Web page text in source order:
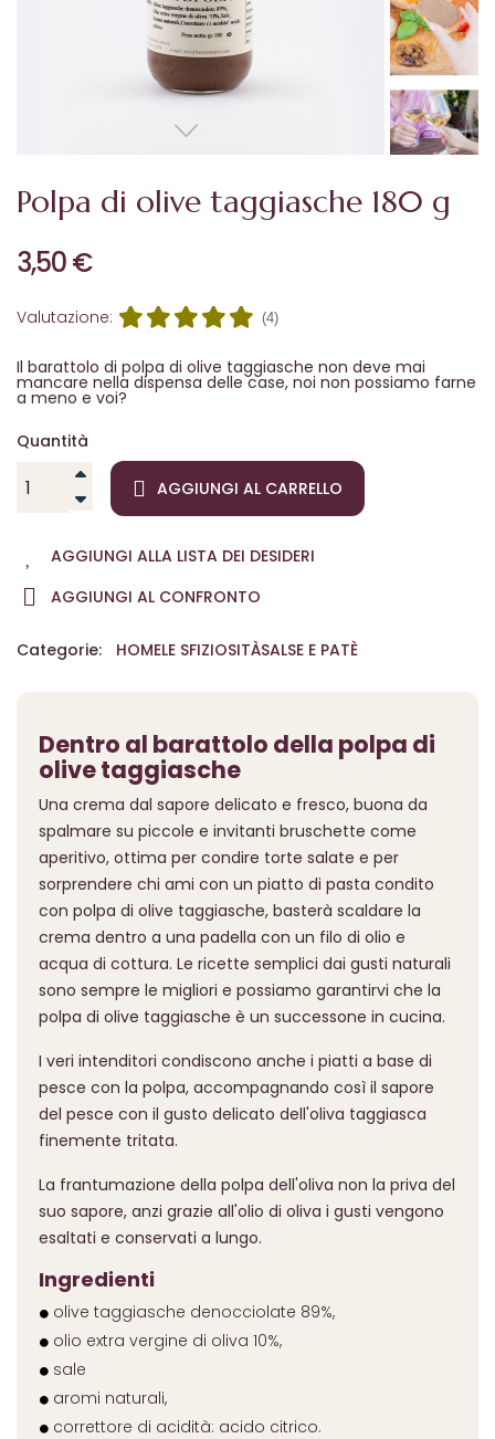
Polpa di olive taggiasche 180 g
3,50 €
Valutazione: (4)
Il barattolo di polpa di olive taggiasche non deve mai
mancare nella dispensa delle case, noi non possiamo farne
a meno e voi?
Quantità
AGGIUNGI AL CARRELLO
AGGIUNGI ALLA LISTA DEI DESIDERI
AGGIUNGI AL CONFRONTO
Categorie: HOMELE SFIZIOSITÀSALSE E PATÈ
Dentro al barattolo della polpa di
olive taggiasche
Una crema dal sapore delicato e fresco, buona da
spalmare su piccole e invitanti bruschette come
aperitivo, ottima per condire torte salate e per
sorprendere chi ami con un piatto di pasta condito
con polpa di olive taggiasche, basterà scaldare la
crema dentro a una padella con un filo di olio e
acqua di cottura. Le ricette semplici dai gusti naturali
sono sempre le migliori e possiamo garantirvi che la
polpa di olive taggiasche è un successone in cucina.
I veri intenditori condiscono anche i piatti a base di
pesce con la polpa, accompagnando così il sapore
del pesce con il gusto delicato dell'oliva taggiasca
finemente tritata.
La frantumazione della polpa dell'oliva non la priva del
suo sapore, anzi grazie all'olio di oliva i gusti vengono
esaltati e conservati a lungo.
Ingredienti
olive taggiasche denocciolate 89%,
olio extra vergine di oliva 10%,
sale
aromi naturali,
correttore di acidità: acido citrico.